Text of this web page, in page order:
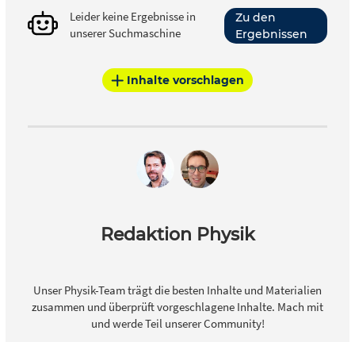
Leider keine Ergebnisse in
unserer Suchmaschine
Zu den
Ergebnissen
Inhalte vorschlagen
Redaktion Physik
Unser Physik-Team trägt die besten Inhalte und Materialien
zusammen und überprüft vorgeschlagene Inhalte. Mach mit
und werde Teil unserer Community!